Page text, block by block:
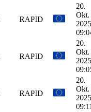
RAPID
20.
Okt.
RAPID
20.
Okt.
RAPID
20.
Okt.